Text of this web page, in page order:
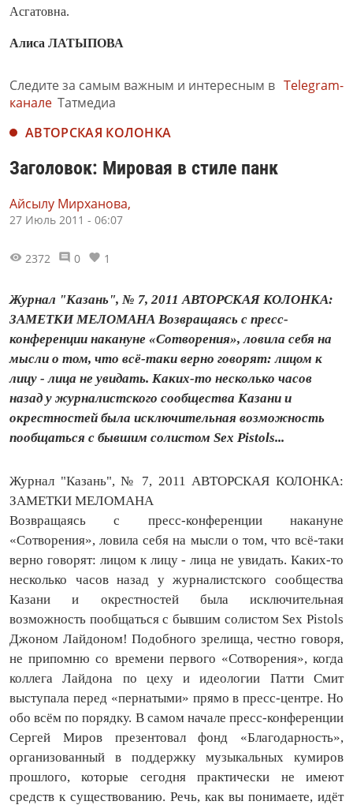
Асгатовна.
Алиса ЛАТЫПОВА
Следите за самым важным и интересным в Telegram-
канале Татмедиа
АВТОРСКАЯ КОЛОНКА
Заголовок: Мировая в стиле панк
Айсылу Мирханова,
27 Июль 2011 - 06:07
2372 0 1
Журнал "Казань", № 7, 2011 АВТОРСКАЯ КОЛОНКА:
ЗАМЕТКИ МЕЛОМАНА Возвращаясь с пресс-
конференции накануне «Сотворения», ловила себя на
мысли о том, что всё-таки верно говорят: лицом к
лицу - лица не увидать. Каких-то несколько часов
назад у журналистского сообщества Казани и
окрестностей была исключительная возможность
пообщаться с бывшим солистом Sex Pistols...
Журнал "Казань", № 7, 2011 АВТОРСКАЯ КОЛОНКА:
ЗАМЕТКИ МЕЛОМАНА
Возвращаясь с пресс-конференции накануне
«Сотворения», ловила себя на мысли о том, что всё-таки
верно говорят: лицом к лицу - лица не увидать. Каких-то
несколько часов назад у журналистского сообщества
Казани и окрестностей была исключительная
возможность пообщаться с бывшим солистом Sex Pistols
Джоном Лайдоном! Подобного зрелища, честно говоря,
не припомню со времени первого «Сотворения», когда
коллега Лайдона по цеху и идеологии Патти Смит
выступала перед «пернатыми» прямо в пресс-центре. Но
обо всём по порядку. В самом начале пресс-конференции
Сергей Миров презентовал фонд «Благодарность»,
организованный в поддержку музыкальных кумиров
прошлого, которые сегодня практически не имеют
средств к существованию. Речь, как вы понимаете, идёт